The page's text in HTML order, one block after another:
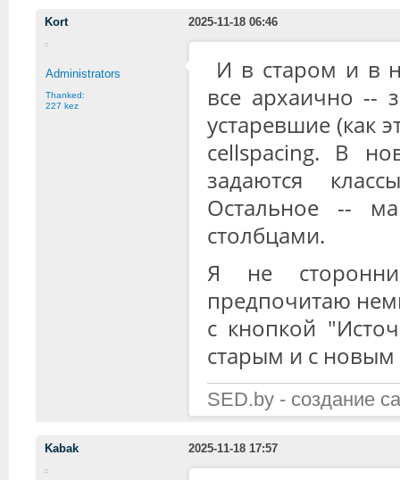
Kort 2025-11-18 06:46
Administrators
Thanked:
227 kez
И в старом и в
все архаично --
устаревшие (как
cellspacing. В
задаются
Остальное --
столбцами.
Я не
предпочитаю
с кнопкой
старым и с новым
SED.by - создание
Kabak 2025-11-18 17:57